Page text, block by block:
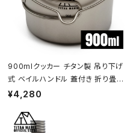
900mlクッカー チタン製 吊り下げ
式 ベイルハンドル 蓋付き 折り畳み
ハンドル付き 超軽量 頑丈 直火OK
プ BBQ バーベキュー アウトドア キ
ャンプ用品 収納袋付き
¥4,280